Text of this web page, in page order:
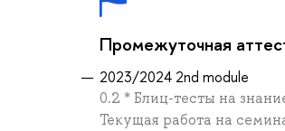
Промежуточная
2023/2024 2nd module
0.2 * Блиц-тесты на
Текущая работа на